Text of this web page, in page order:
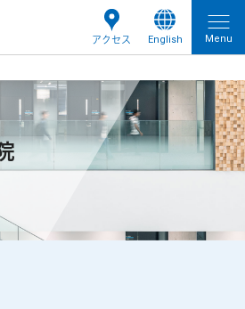
アクセス English Menu